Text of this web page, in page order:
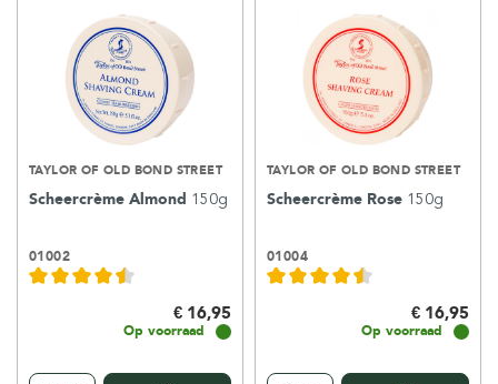
TAYLOR OF OLD BOND STREET
Scheercrème Almond 150g
01002
€ 16,95
Op voorraad
TAYLOR OF OLD BOND STREET
Scheercrème Rose 150g
01004
€ 16,95
Op voorraad